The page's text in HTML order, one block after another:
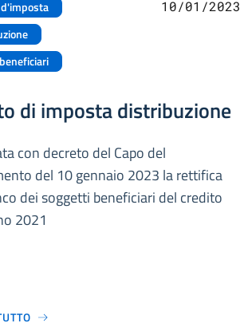
10/01/2023
di imposta distribuzione
con decreto del Capo del
del 10 gennaio 2023 la rettifica
dei soggetti beneficiari del credito
2021